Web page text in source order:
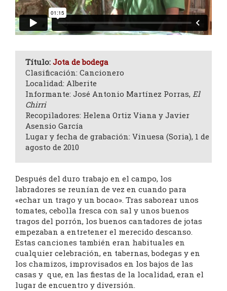
Título: Jota de bodega
Clasificación: Cancionero
Localidad: Alberite
Informante: José Antonio Martínez Porras, El
Chirri
Recopiladores: Helena Ortiz Viana y Javier
Asensio García
Lugar y fecha de grabación: Vinuesa (Soria), 1 de
agosto de 2010
Después del duro trabajo en el campo, los
labradores se reunían de vez en cuando para
«echar un trago y un bocao». Tras saborear unos
tomates, cebolla fresca con sal y unos buenos
tragos del porrón, los buenos cantadores de jotas
empezaban a entretener el merecido descanso.
Estas canciones también eran habituales en
cualquier celebración, en tabernas, bodegas y en
los chamizos, improvisados en los bajos de las
casas y que, en las fiestas de la localidad, eran el
lugar de encuentro y diversión.